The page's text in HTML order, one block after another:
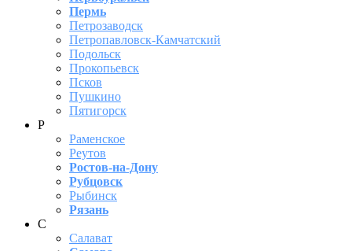
Пермь
Петрозаводск
Петропавловск-Камчатский
Подольск
Прокопьевск
Псков
Пушкино
Пятигорск
Р
Раменское
Реутов
Ростов-на-Дону
Рубцовск
Рыбинск
Рязань
С
Салават